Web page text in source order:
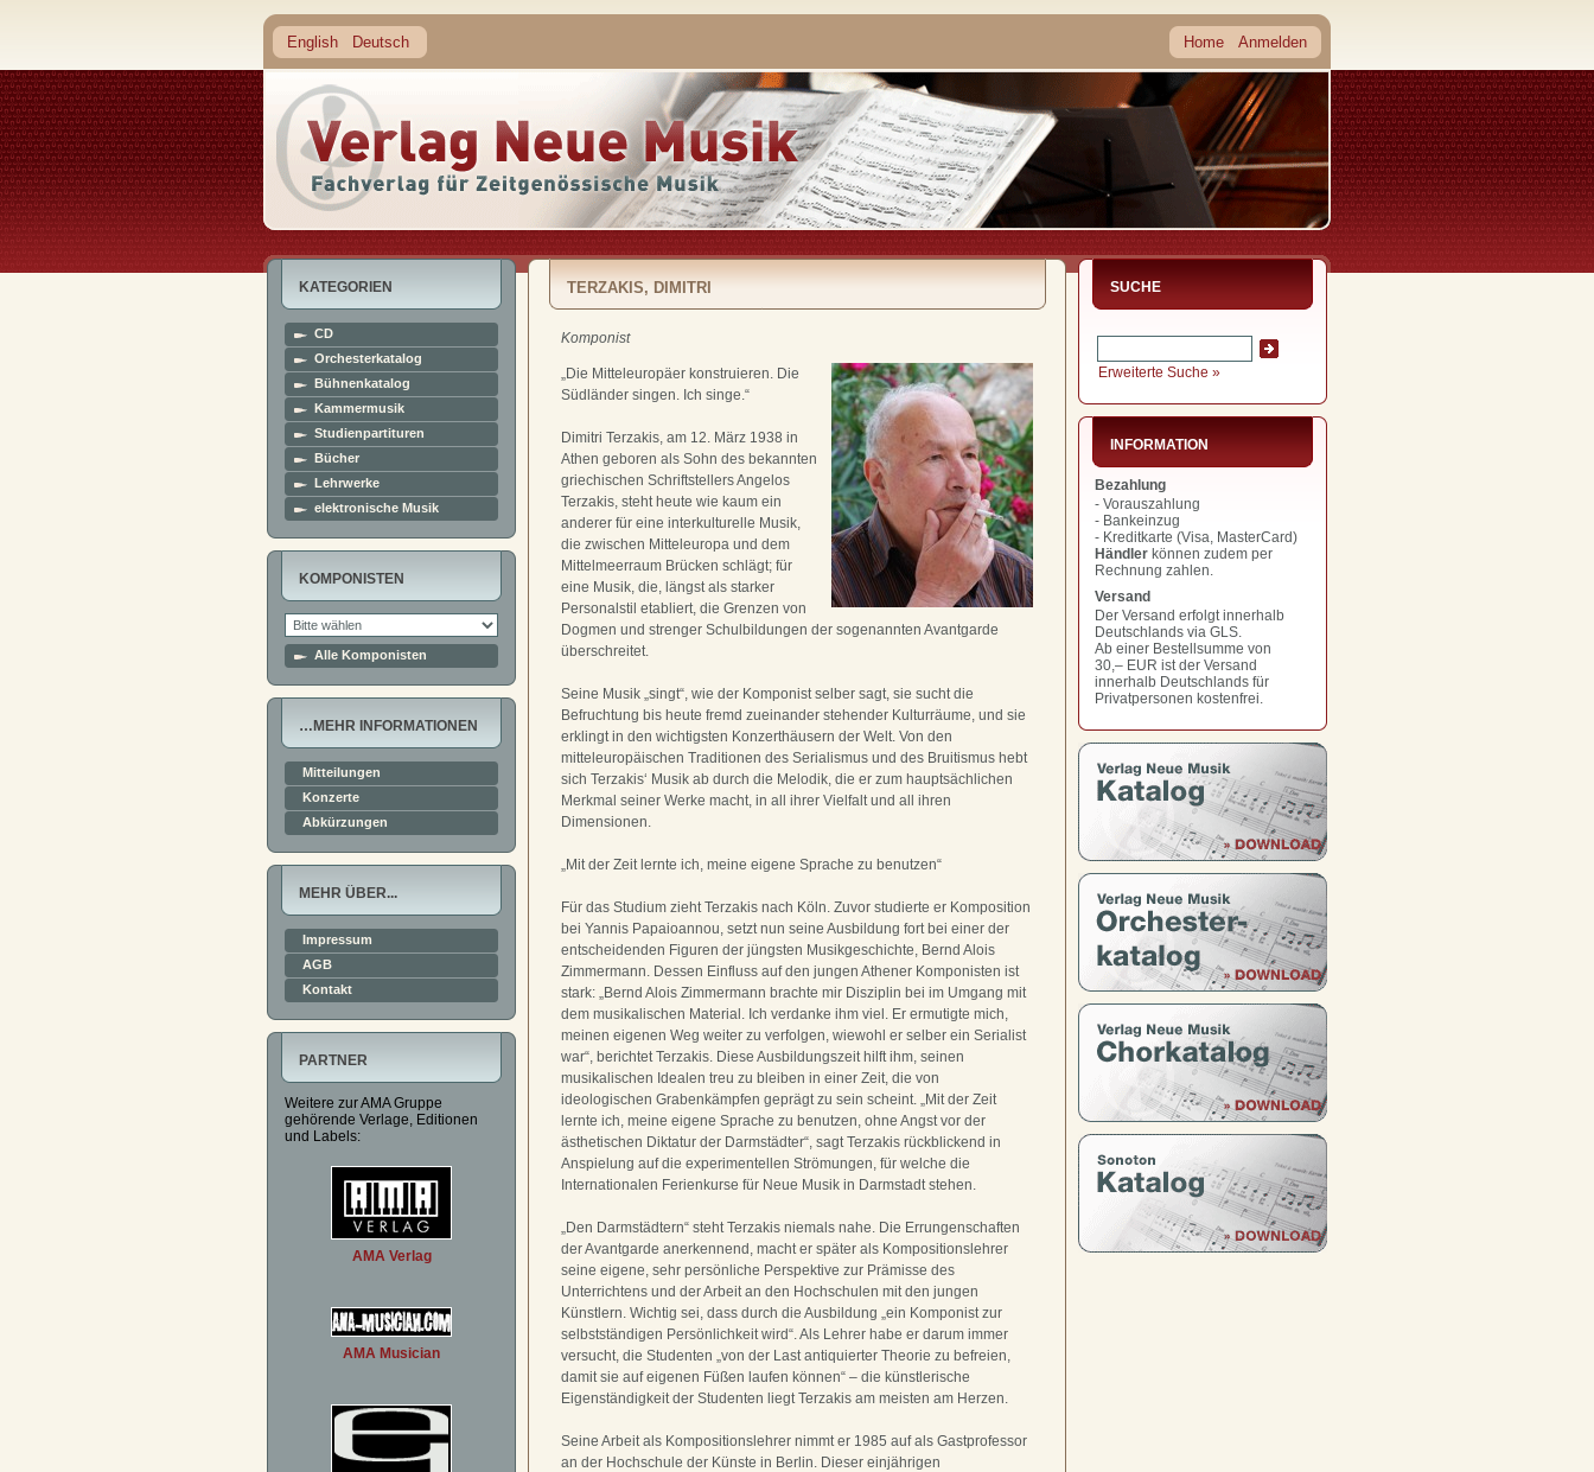
English Deutsch Home Anmelden
KATEGORIEN
CD
Orchesterkatalog
Bühnenkatalog
Kammermusik
Studienpartituren
Bücher
Lehrwerke
elektronische Musik
KOMPONISTEN
Alle Komponisten
…MEHR INFORMATIONEN
Mitteilungen
Konzerte
Abkürzungen
MEHR ÜBER...
Impressum
AGB
Kontakt
PARTNER
Weitere zur AMA Gruppe
gehörende Verlage, Editionen
und Labels:
AMA Verlag
AMA Musician
SUCHE
Erweiterte Suche »
INFORMATION
Bezahlung
- Vorauszahlung
- Bankeinzug
- Kreditkarte (Visa, MasterCard)
Händler können zudem per
Rechnung zahlen.
Versand
Der Versand erfolgt innerhalb
Deutschlands via GLS.
Ab einer Bestellsumme von
30,– EUR ist der Versand
innerhalb Deutschlands für
Privatpersonen kostenfrei.
TERZAKIS, DIMITRI
Komponist
„Die Mitteleuropäer konstruieren. Die
Südländer singen. Ich singe.“
Dimitri Terzakis, am 12. März 1938 in
Athen geboren als Sohn des bekannten
griechischen Schriftstellers Angelos
Terzakis, steht heute wie kaum ein
anderer für eine interkulturelle Musik,
die zwischen Mitteleuropa und dem
Mittelmeerraum Brücken schlägt; für
eine Musik, die, längst als starker
Personalstil etabliert, die Grenzen von
Dogmen und strenger Schulbildungen der sogenannten Avantgarde
überschreitet.
Seine Musik „singt“, wie der Komponist selber sagt, sie sucht die
Befruchtung bis heute fremd zueinander stehender Kulturräume, und sie
erklingt in den wichtigsten Konzerthäusern der Welt. Von den
mitteleuropäischen Traditionen des Serialismus und des Bruitismus hebt
sich Terzakis‘ Musik ab durch die Melodik, die er zum hauptsächlichen
Merkmal seiner Werke macht, in all ihrer Vielfalt und all ihren
Dimensionen.
„Mit der Zeit lernte ich, meine eigene Sprache zu benutzen“
Für das Studium zieht Terzakis nach Köln. Zuvor studierte er Komposition
bei Yannis Papaioannou, setzt nun seine Ausbildung fort bei einer der
entscheidenden Figuren der jüngsten Musikgeschichte, Bernd Alois
Zimmermann. Dessen Einfluss auf den jungen Athener Komponisten ist
stark: „Bernd Alois Zimmermann brachte mir Disziplin bei im Umgang mit
dem musikalischen Material. Ich verdanke ihm viel. Er ermutigte mich,
meinen eigenen Weg weiter zu verfolgen, wiewohl er selber ein Serialist
war“, berichtet Terzakis. Diese Ausbildungszeit hilft ihm, seinen
musikalischen Idealen treu zu bleiben in einer Zeit, die von
ideologischen Grabenkämpfen geprägt zu sein scheint. „Mit der Zeit
lernte ich, meine eigene Sprache zu benutzen, ohne Angst vor der
ästhetischen Diktatur der Darmstädter“, sagt Terzakis rückblickend in
Anspielung auf die experimentellen Strömungen, für welche die
Internationalen Ferienkurse für Neue Musik in Darmstadt stehen.
„Den Darmstädtern“ steht Terzakis niemals nahe. Die Errungenschaften
der Avantgarde anerkennend, macht er später als Kompositionslehrer
seine eigene, sehr persönliche Perspektive zur Prämisse des
Unterrichtens und der Arbeit an den Hochschulen mit den jungen
Künstlern. Wichtig sei, dass durch die Ausbildung „ein Komponist zur
selbstständigen Persönlichkeit wird“. Als Lehrer habe er darum immer
versucht, die Studenten „von der Last antiquierter Theorie zu befreien,
damit sie auf eigenen Füßen laufen können“ – die künstlerische
Eigenständigkeit der Studenten liegt Terzakis am meisten am Herzen.
Seine Arbeit als Kompositionslehrer nimmt er 1985 auf als Gastprofessor
an der Hochschule der Künste in Berlin. Dieser einjährigen